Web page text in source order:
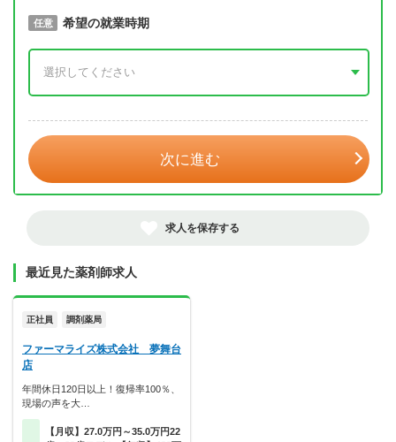
必須 取得予定年
任意 希望の就業時期
次に進む
求人を保存する
最近見た薬剤師求人
正社員 調剤薬局
ファーマライズ株式会社 夢舞台
店
年間休日120日以上！復帰率100％、
現場の声を大…
【月収】27.0万円～35.0万円22